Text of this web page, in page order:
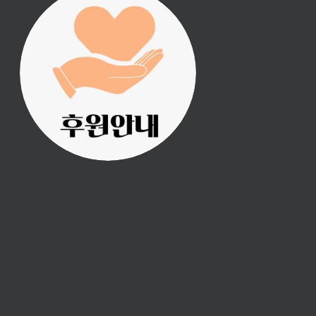
진리횃불 사역은 여러분
의 후원으로 이루어집니
다.